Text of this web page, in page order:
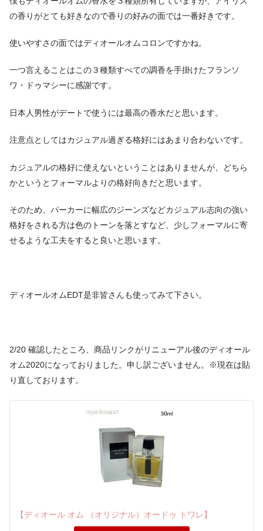
の香りがとても好きなので香りの好みの面では一番好きです。
使いやすさの面ではディオールオムコロンですかね。
一つ言えることはこの３種類すべての調香を手掛けたフランソ
ワ・ドゥマシーに感謝です。
日本人男性がデートで使うには最高の香水だと思います。
注意点としてはカジュアル過ぎる格好にはあまり合わないです。
カジュアルの格好に使えないということはありませんが、どちら
かというとフォーマルよりの格好向きだと思います。
そのため、パーカーに幅広のジーンズなどカジュアル志向の強い
格好をされる方は色のトーンを落とすなど、少しフォーマルに寄
せるような工夫をすると良いと思います。
ディオールオムEDT是非皆さんも使ってみて下さい。
2/20 確認したところ、商品リンクがリニューアル後のディオール
オム2020になっておりました。申し訳ございません。※現在は貼
り直しております。
【ディオール オム （オリジナル）オードゥ トワレ】